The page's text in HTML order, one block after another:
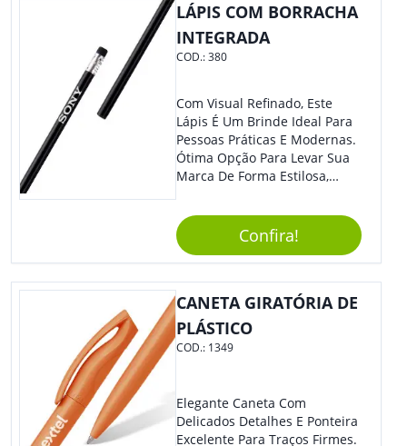
LÁPIS COM BORRACHA
INTEGRADA
COD.:380
Com Visual Refinado, Este
Lápis É Um Brinde Ideal Para
Pessoas Práticas E Modernas.
Ótima Opção Para Levar Sua
Marca De Forma Estilosa,
Empresa Em Eventos,
Reuniões Corporativas Ou Até
Mesmo Para Presentear
Colaboradores E Parceiros De
Sua Empresa.
Confira!
CANETA GIRATÓRIA DE
PLÁSTICO
COD.: 1349
Elegante Caneta Com
Delicados Detalhes E Ponteira
Excelente Para Traços Firmes.